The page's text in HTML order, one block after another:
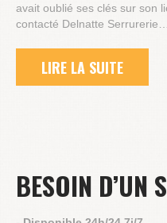
avait oublié ses clés sur son
contacté Delnatte Serrurerie…
LIRE LA SUITE
BESOIN D’UN